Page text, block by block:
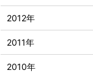
2012年
2011年
2010年